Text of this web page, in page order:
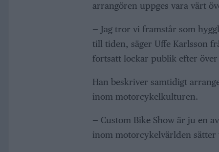
arrangören uppges vara värt
— Jag tror vi framstår som
till tiden, säger Uffe Karlsson
fortsatt lockar publik efter över
Han beskriver samtidigt
inom motorcykelkulturen.
— Custom Bike Show är ju en
inom motorcykelvärlden